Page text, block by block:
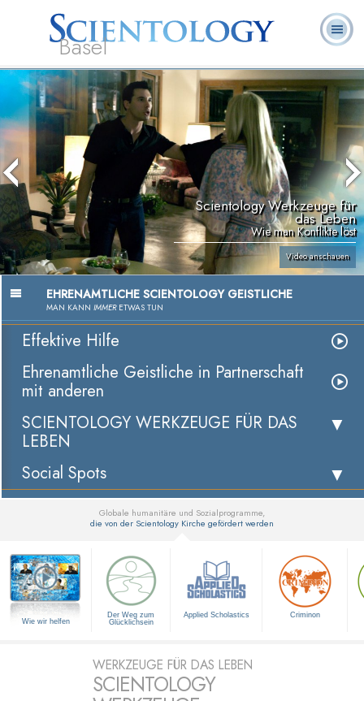
Basel
Über uns
L. Ron
Hubbard
Was ist
Scientology?
Ehrenamtliche
Geistliche
gestellte
Fragen
Bücher
Scientology Werkzeuge für
das Leben
Wie man Konflikte löst
Video anschauen
EHRENAMTLICHE SCIENTOLOGY GEISTLICHE
MAN KANN IMMERETWAS TUN
Effektive Hilfe
Ehrenamtliche Geistliche in Partnerschaft
mit anderen
SCIENTOLOGY WERKZEUGE FÜR DAS
LEBEN
Social Spots
Globale humanitäre und Sozialprogramme,
die von der Scientology Kirche gefördert werden
Wie wir helfen
Der Weg zum
Glücklichsein
Applied Scholastics Criminon
WERKZEUGE FÜR DAS LEBEN
SCIENTOLOGY